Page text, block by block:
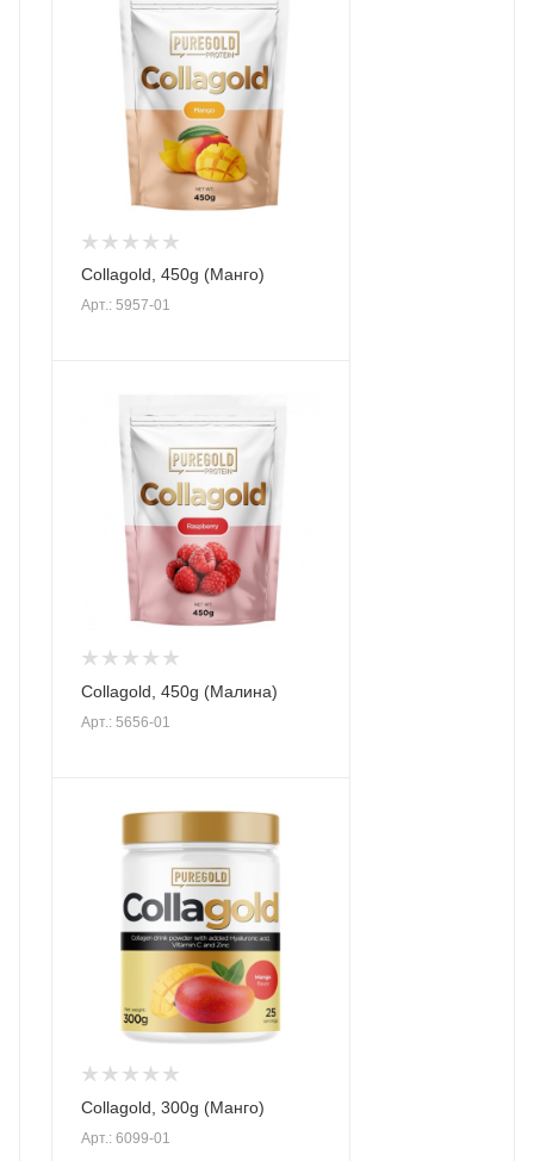
Collagold, 450g (Манго)
Арт.: 5957-01
Collagold, 450g (Малина)
Арт.: 5656-01
Collagold, 300g (Манго)
Арт.: 6099-01